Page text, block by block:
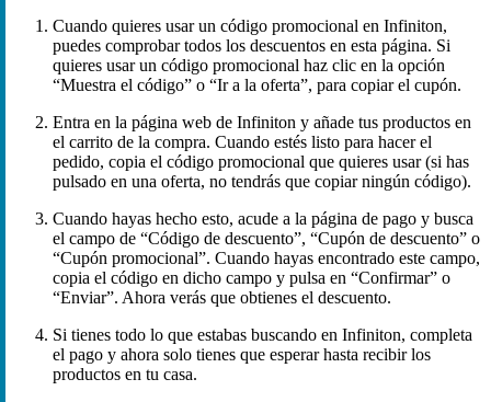
Cuando quieres usar un código promocional en Infiniton,
puedes comprobar todos los descuentos en esta página. Si
quieres usar un código promocional haz clic en la opción
“Muestra el código” o “Ir a la oferta”, para copiar el cupón.
Entra en la página web de Infiniton y añade tus productos en
el carrito de la compra. Cuando estés listo para hacer el
pedido, copia el código promocional que quieres usar (si has
pulsado en una oferta, no tendrás que copiar ningún código).
Cuando hayas hecho esto, acude a la página de pago y busca
el campo de “Código de descuento”, “Cupón de descuento” o
“Cupón promocional”. Cuando hayas encontrado este campo,
copia el código en dicho campo y pulsa en “Confirmar” o
“Enviar”. Ahora verás que obtienes el descuento.
Si tienes todo lo que estabas buscando en Infiniton, completa
el pago y ahora solo tienes que esperar hasta recibir los
productos en tu casa.